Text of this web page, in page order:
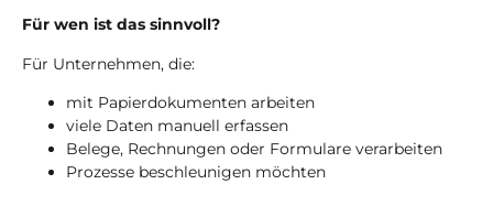
Für wen ist das sinnvoll?
Für Unternehmen, die:
mit Papierdokumenten arbeiten
viele Daten manuell erfassen
Belege, Rechnungen oder Formulare verarbeiten
Prozesse beschleunigen möchten